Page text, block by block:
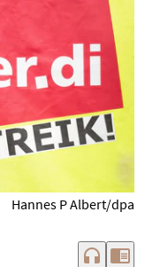
Hannes P Albert/dpa
headphones chrome_reader_mode